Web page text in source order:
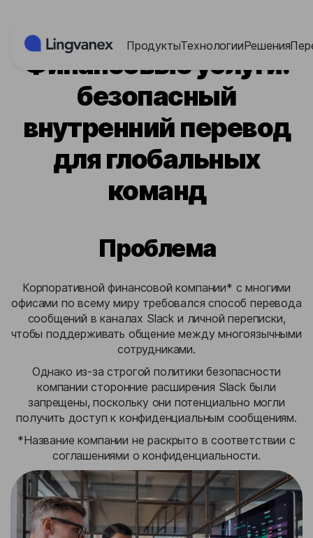
ПродуктыТехнологииРешения
Финансовые услуги:
безопасный
внутренний перевод
для глобальных
команд
Проблема
Корпоративной финансовой компании* с многими
офисами по всему миру требовался способ перевода
сообщений в каналах Slack и личной переписки,
чтобы поддерживать общение между многоязычными
сотрудниками.
Однако из-за строгой политики безопасности
компании сторонние расширения Slack были
запрещены, поскольку они потенциально могли
получить доступ к конфиденциальным сообщениям.
*Название компании не раскрыто в соответствии с
соглашениями о конфиденциальности.